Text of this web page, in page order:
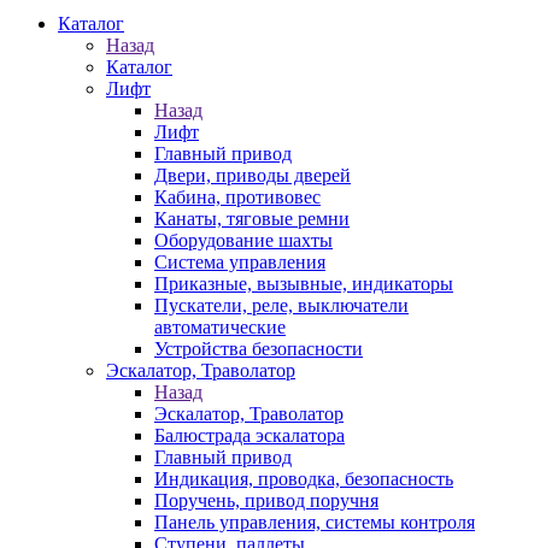
Каталог
Назад
Каталог
Лифт
Назад
Лифт
Главный привод
Двери, приводы дверей
Кабина, противовес
Канаты, тяговые ремни
Оборудование шахты
Система управления
Приказные, вызывные, индикаторы
Пускатели, реле, выключатели
автоматические
Устройства безопасности
Эскалатор, Траволатор
Назад
Эскалатор, Траволатор
Балюстрада эскалатора
Главный привод
Индикация, проводка, безопасность
Поручень, привод поручня
Панель управления, системы контроля
Ступени, паллеты